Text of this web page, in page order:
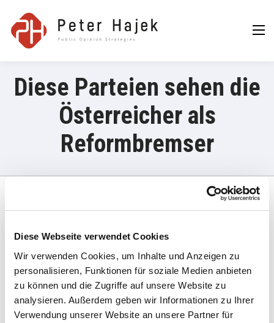
Diese Webseite verwendet Cookies
Wir verwenden Cookies, um Inhalte und Anzeigen zu
personalisieren, Funktionen für soziale Medien anbieten
zu können und die Zugriffe auf unsere Website zu
analysieren. Außerdem geben wir Informationen zu Ihrer
Verwendung unserer Website an unsere Partner für
Strategies GmbH
Diese Parteien sehen die
Österreicher als
Reformbremser
1. Juni 2026
„Umfrage Reformbremser: ÖVP und SPÖ gelten laut aktueller
Umfrage als größte Blockierer, Neos folgen. Überraschende
Ergebnisse im Detail.“
Diese Parteien sehen die Österreicher als Reformbremser